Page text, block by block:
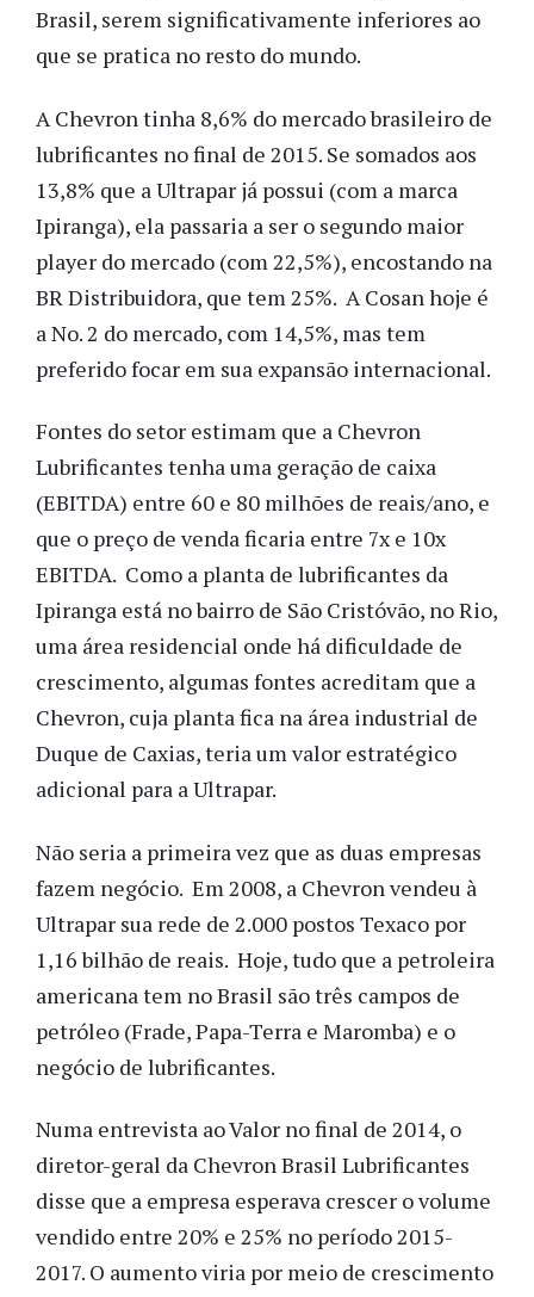
Brasil, serem significativamente inferiores ao
que se pratica no resto do mundo.
A Chevron tinha 8,6% do mercado brasileiro de
lubrificantes no final de 2015. Se somados aos
13,8% que a Ultrapar já possui (com a marca
Ipiranga), ela passaria a ser o segundo maior
player do mercado (com 22,5%), encostando na
BR Distribuidora, que tem 25%. A Cosan hoje é
a No. 2 do mercado, com 14,5%, mas tem
preferido focar em sua expansão internacional.
Fontes do setor estimam que a Chevron
Lubrificantes tenha uma geração de caixa
(EBITDA) entre 60 e 80 milhões de reais/ano, e
que o preço de venda ficaria entre 7x e 10x
EBITDA. Como a planta de lubrificantes da
Ipiranga está no bairro de São Cristóvão, no Rio,
uma área residencial onde há dificuldade de
crescimento, algumas fontes acreditam que a
Chevron, cuja planta fica na área industrial de
Duque de Caxias, teria um valor estratégico
adicional para a Ultrapar.
Não seria a primeira vez que as duas empresas
fazem negócio. Em 2008, a Chevron vendeu à
Ultrapar sua rede de 2.000 postos Texaco por
1,16 bilhão de reais. Hoje, tudo que a petroleira
americana tem no Brasil são três campos de
petróleo (Frade, Papa-Terra e Maromba) e o
negócio de lubrificantes.
Numa entrevista ao Valor no final de 2014, o
diretor-geral da Chevron Brasil Lubrificantes
disse que a empresa esperava crescer o volume
vendido entre 20% e 25% no período 2015-
2017. O aumento viria por meio de crescimento